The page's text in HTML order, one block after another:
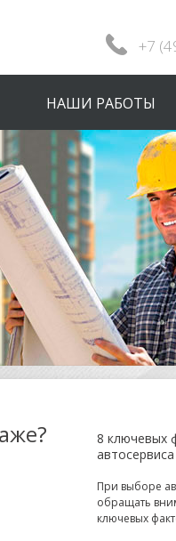
+7
НАШИ РАБОТЫ
8 ключевых
автосервиса
При выборе
обращать
ключевых